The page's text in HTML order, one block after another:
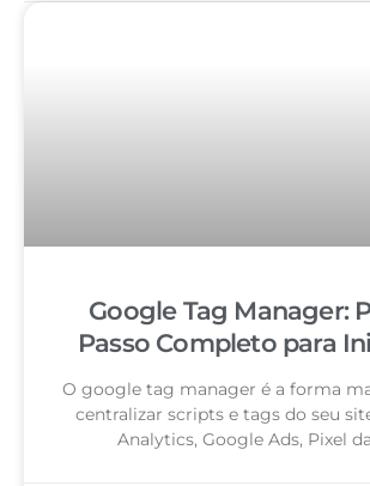
Google Tag Manager:
Passo Completo para
O google tag manager é a forma
centralizar scripts e tags do seu
Analytics, Google Ads, Pixel